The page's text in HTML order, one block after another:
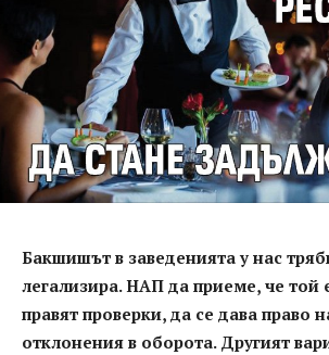
Бакшишът в заведенията у нас
легализира. НАП да приеме, че той
правят проверки, да се дава право
отклонения в оборота. Другият